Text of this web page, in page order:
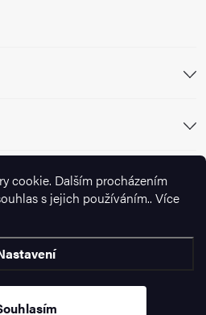
cookie. Dalším procházením
s jejich používáním.. Více
nás